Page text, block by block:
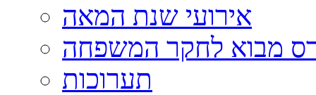
אירועי שנת המאה
מבוא לחקר המשפחה
תערוכות